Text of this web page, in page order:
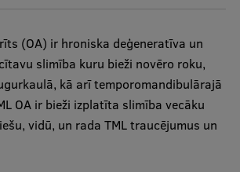
programmas
(OA) ir hroniska deģeneratīva un
slimība kuru bieži novēro roku,
kā arī temporomandibulārajā
OA ir bieži izplatīta slimība vecāku
vidū, un rada TML traucējumus un